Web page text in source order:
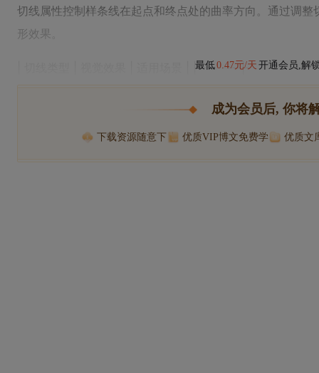
切线属性控制样条线在起点和终点处的曲率方向。通过调
形效果。
| 切线类型 | 视觉效果 | 适用场景 | |---------|-
最低0.47元/天 开通会员,解
成为会员后, 你将
下载资源随意下 优质VIP博文免费学 优质文